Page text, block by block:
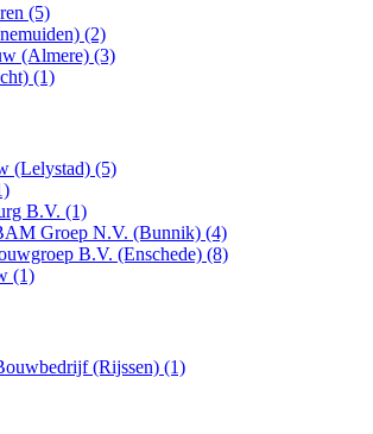
(5)
(2)
(Almere) (3)
(1)
(Lelystad) (5)
B.V. (1)
Groep N.V. (Bunnik) (4)
B.V. (Enschede) (8)
(1)
(Rijssen) (1)